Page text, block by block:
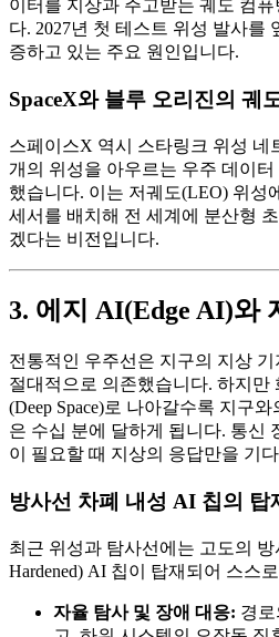
이터를 지상과 주고받는 궤도 컴
다. 2027년 첫 테스트 위성 발사를
증하고 있는 주요 원인입니다.
SpaceX와 블루 오리진의 궤
스페이스X 역시 스타링크 위성 네
개의 위성을 아우르는 우주 데이
했습니다. 이는 저궤도(LEO) 위성
세서를 배치해 전 세계에 분산형
겠다는 비전입니다.
3. 에지 AI(Edge AI)와
전통적인 우주선은 지구의 지상
절대적으로 의존했습니다. 하지만
(Deep Space)로 나아갈수록 지구
은 수십 분에 달하게 됩니다. 통신
이 필요할 때 지상의 응답만을 기
방사선 차폐 내성 AI 칩의 탑
최근 위성과 탐사선에는 고도의
Hardened) AI 칩이 탑재되어 스스
자율 탐사 및 장애 대응: 경